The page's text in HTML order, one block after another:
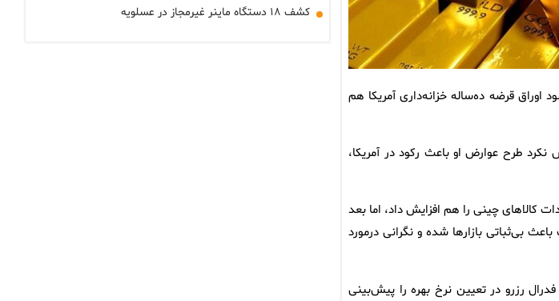
اوراق قرضه ده‌ساله خزانه‌داری آمریکا هم
طرح عوارض او باعث رکود در آمریکا،
واردات کالاهای چینی را هم افزایش داد، اما بعد
بی‌ثباتی بازارها شده و نگرانی درمورد
رزرو در تعیین نرخ بهره را پیش‌بینی
کشف ۱۸ دستگاه ماینر غیرمجاز در عسلویه